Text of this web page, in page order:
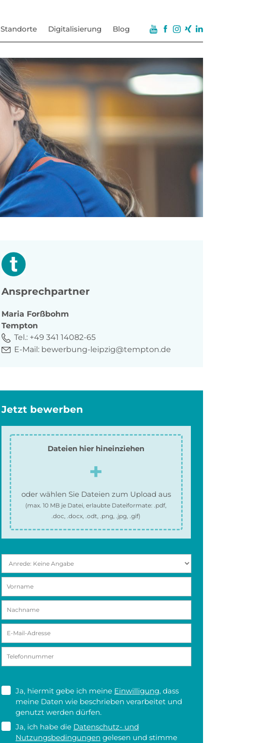
Standorte Digitalisierung Blog
Ansprechpartner
Maria Forßbohm
Tempton
Tel.: +49 341 14082-65
E-Mail: bewerbung-leipzig@tempton.de
Jetzt bewerben
Dateien hier hineinziehen
oder wählen Sie Dateien zum Upload aus
(max.10 MB je Datei, erlaubte Dateiformate:.pdf,
.doc, .docx, .odt, .png, .jpg, .gif)
Ja, hiermit gebe ich meine Einwilligung, dass
meine Daten wie beschrieben verarbeitet und
genutzt werden dürfen.
Ja, ich habe die Datenschutz- und
Nutzungsbedingungen gelesen und stimme